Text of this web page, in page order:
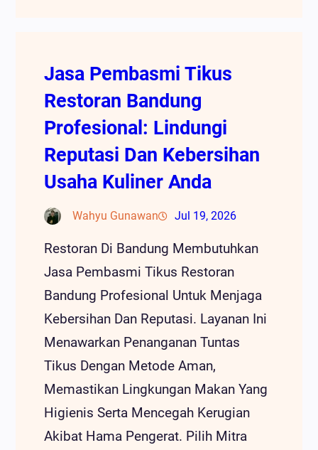
Jasa Pembasmi Tikus
Restoran Bandung
Profesional: Lindungi
Reputasi Dan Kebersihan
Usaha Kuliner Anda
Wahyu Gunawan Jul 19, 2026
Restoran Di Bandung Membutuhkan
Jasa Pembasmi Tikus Restoran
Bandung Profesional Untuk Menjaga
Kebersihan Dan Reputasi. Layanan Ini
Menawarkan Penanganan Tuntas
Tikus Dengan Metode Aman,
Memastikan Lingkungan Makan Yang
Higienis Serta Mencegah Kerugian
Akibat Hama Pengerat. Pilih Mitra